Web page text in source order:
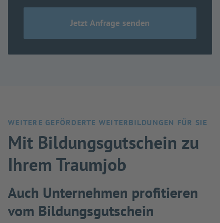
WEITERE GEFÖRDERTE WEITERBILDUNGEN FÜR SIE
Mit Bildungsgutschein zu
Ihrem Traumjob
Auch Unternehmen profitieren
vom Bildungsgutschein